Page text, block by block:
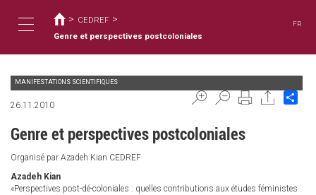
main
Toggle
navigation
are
here
> CEDREF >
Genre et perspectives postcoloniales
FR
MANIFESTATIONS SCIENTIFIQUES
26.11.2010
Genre et perspectives postcoloniales
Organisé par Azadeh Kian CEDREF
Azadeh Kian
«Perspectives post-dé-coloniales : quelles contributions aux études féministes